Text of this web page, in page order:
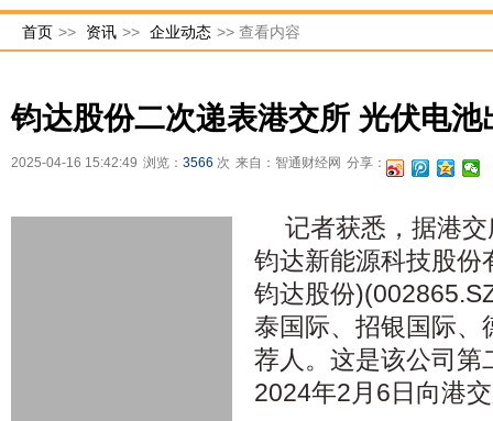
首页 >> 资讯 >> 企业动态 >> 查看内容
钧达股份二次递表港交所 光伏电
2025-04-16 15:42:49 浏览： 3566 次 来自：智通财经网 分享：
记者获悉，据港
钧达新能源科技股份
钧达股份
泰国际、招银国际、
荐人。这是该公司第
2024年2月6日向港